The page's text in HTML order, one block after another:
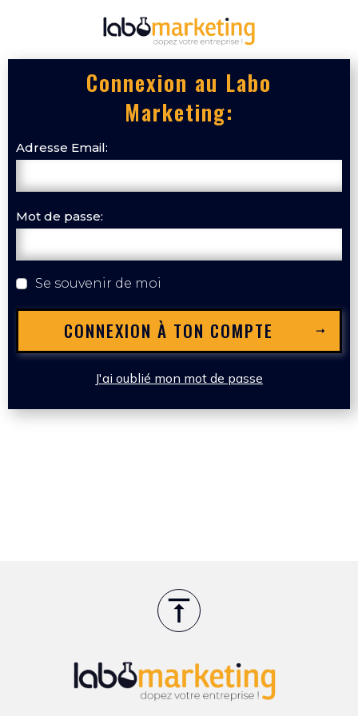
Connexion au Labo
Marketing:
Adresse Email:
Mot de passe:
Se souvenir de moi
CONNEXION À TON COMPTE
J'ai oublié mon mot de passe